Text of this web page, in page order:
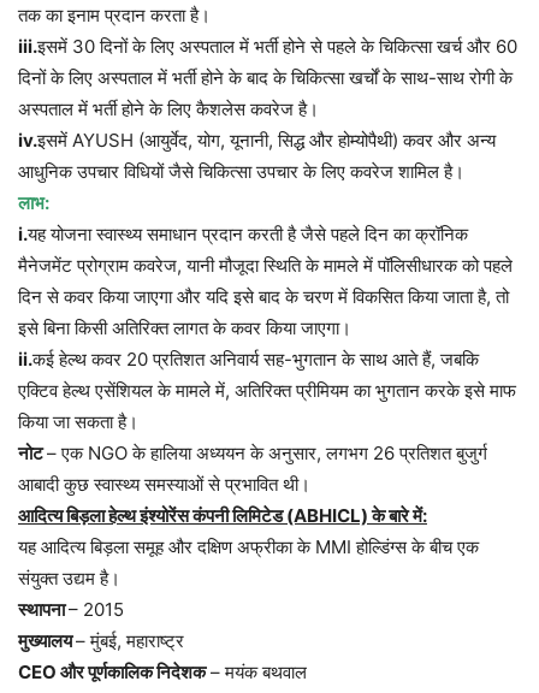
तक का इनाम प्रदान करता है।
iii.इसमें 30 दिनों के लिए अस्पताल में भर्ती होने से पहले के चिकित्सा खर्च और 60
दिनों के लिए अस्पताल में भर्ती होने के बाद के चिकित्सा खर्चों के साथ-साथ रोगी के
अस्पताल में भर्ती होने के लिए कैशलेस कवरेज है।
iv.इसमें AYUSH (आयुर्वेद, योग, यूनानी, सिद्ध और होम्योपैथी) कवर और अन्य
आधुनिक उपचार विधियों जैसे चिकित्सा उपचार के लिए कवरेज शामिल है।
लाभ:
i.यह योजना स्वास्थ्य समाधान प्रदान करती है जैसे पहले दिन का क्रॉनिक
मैनेजमेंट प्रोग्राम कवरेज, यानी मौजूदा स्थिति के मामले में पॉलिसीधारक को पहले
दिन से कवर किया जाएगा और यदि इसे बाद के चरण में विकसित किया जाता है, तो
इसे बिना किसी अतिरिक्त लागत के कवर किया जाएगा।
ii.कई हेल्थ कवर 20 प्रतिशत अनिवार्य सह-भुगतान के साथ आते हैं, जबकि
एक्टिव हेल्थ एसेंशियल के मामले में, अतिरिक्त प्रीमियम का भुगतान करके इसे माफ
किया जा सकता है।
नोट– एक NGO के हालिया अध्ययन के अनुसार, लगभग 26 प्रतिशत बुजुर्ग
आबादी कुछ स्वास्थ्य समस्याओं से प्रभावित थी।
आदित्य बिड़ला हेल्थ इंश्योरेंस कंपनी लिमिटेड (ABHICL) के बारे में:
यह आदित्य बिड़ला समूह और दक्षिण अफ्रीका के MMI होल्डिंग्स के बीच एक
संयुक्त उद्यम है।
स्थापना– 2015
मुख्यालय– मुंबई, महाराष्ट्र
CEO और पूर्णकालिक निदेशक– मयंक बथवाल